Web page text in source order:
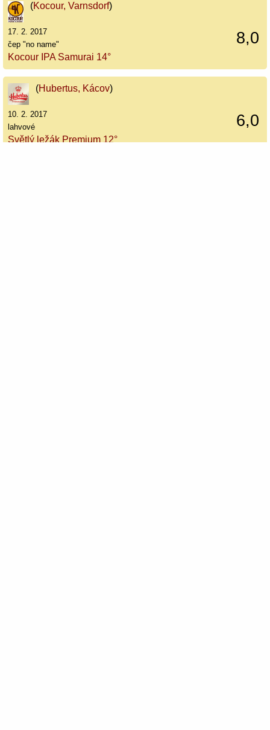
(Kocour, Varnsdorf)
8,0
17. 2. 2017
čep "no name"
Kocour IPA Samurai 14°
(Hubertus, Kácov)
6,0
10. 2. 2017
lahvové
Světlý ležák Premium 12°